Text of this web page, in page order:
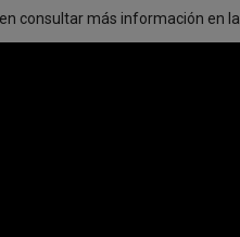
consultar más información en la